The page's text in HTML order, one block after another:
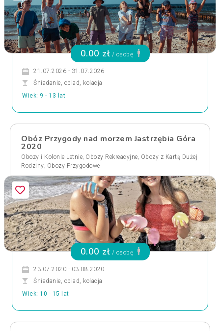
0.00 zł / osobę
21.07.2026 - 31.07.2026
Śniadanie, obiad, kolacja
Wiek: 9 - 13 lat
Obóz Przygody nad morzem Jastrzębia Góra
2020
Obozy i Kolonie Letnie, Obozy Rekreacyjne, Obozy z Kartą Dużej
Rodziny, Obozy Przygodowe
0.00 zł / osobę
23.07.2020 - 03.08.2020
Śniadanie, obiad, kolacja
Wiek: 10 - 15 lat